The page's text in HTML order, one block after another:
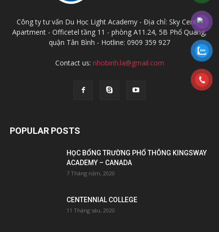
Công ty tư vấn Du Học Light Academy - Địa chỉ: Sky Center
Apartment - Officetel tầng 11 - phòng A11.24, 5B Phổ Quang,
quận Tân Bình - Hotline: 0909 359 927
Contact us: nhobinh.la@gmail.com
POPULAR POSTS
HỌC BỔNG TRƯỜNG PHỔ THÔNG KINGSWAY
ACADEMY – CANADA
7 Tháng năm, 2020
CENTENNIAL COLLEGE
11 Tháng sáu, 2020